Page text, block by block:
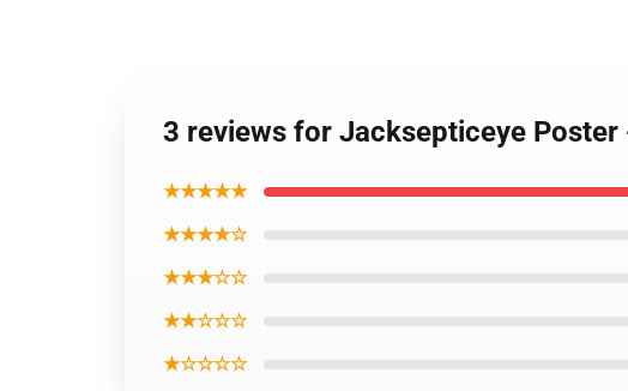
3 reviews for Jacksepticeye
★★★★★
★★★★☆
★★★☆☆
★★☆☆☆
★☆☆☆☆